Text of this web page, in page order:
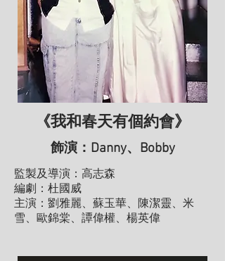
《我和春天有個約會》
飾演： Danny、Bobby
監製及導演：高志森
編劇：杜國威
主演：劉雅麗、蘇玉華、陳潔靈、米
雪、歐錦棠、譚偉權、楊英偉